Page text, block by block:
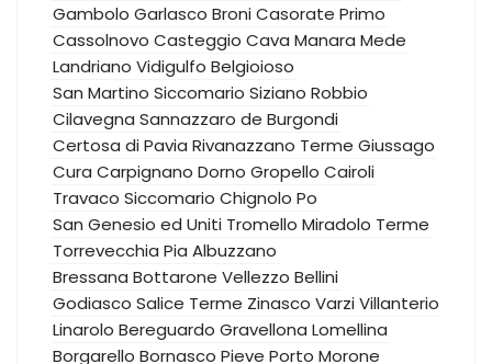
Gambolo Garlasco BroniCasorate Primo
Cassolnovo Casteggio Cava Manara Mede
Landriano Vidigulfo Belgioioso
San Martino Siccomario Siziano Robbio
Cilavegna Sannazzaro de Burgondi
Certosa di Pavia Rivanazzano Terme Giussago
Cura Carpignano Dorno Gropello Cairoli
Travaco Siccomario Chignolo Po
San Genesio ed Uniti Tromello Miradolo Terme
Torrevecchia Pia Albuzzano
Bressana Bottarone Vellezzo Bellini
Godiasco Salice Terme Zinasco VarziVillanterio
Linarolo Bereguardo Gravellona Lomellina
Borgarello Bornasco Pieve Porto Morone